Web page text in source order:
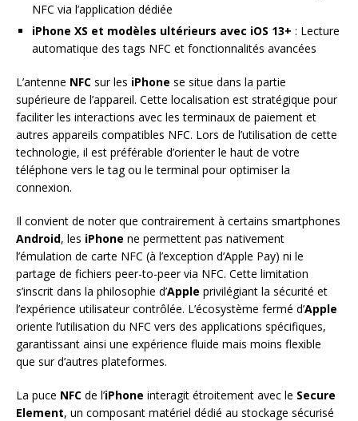
NFC via l’application dédiée
iPhone XS et modèles ultérieurs avec iOS 13+ : Lecture
automatique des tags NFC et fonctionnalités avancées
L’antenne NFC sur les iPhone se situe dans la partie
supérieure de l’appareil. Cette localisation est stratégique pour
faciliter les interactions avec les terminaux de paiement et
autres appareils compatibles NFC. Lors de l’utilisation de cette
technologie, il est préférable d’orienter le haut de votre
téléphone vers le tag ou le terminal pour optimiser la
connexion.
Il convient de noter que contrairement à certains smartphones
Android, les iPhone ne permettent pas nativement
l’émulation de carte NFC (à l’exception d’Apple Pay) ni le
partage de fichiers peer-to-peer via NFC. Cette limitation
s’inscrit dans la philosophie d’Apple privilégiant la sécurité et
l’expérience utilisateur contrôlée. L’écosystème fermé d’Apple
oriente l’utilisation du NFC vers des applications spécifiques,
garantissant ainsi une expérience fluide mais moins flexible
que sur d’autres plateformes.
La puce NFC de l’iPhone interagit étroitement avec le Secure
Element, un composant matériel dédié au stockage sécurisé